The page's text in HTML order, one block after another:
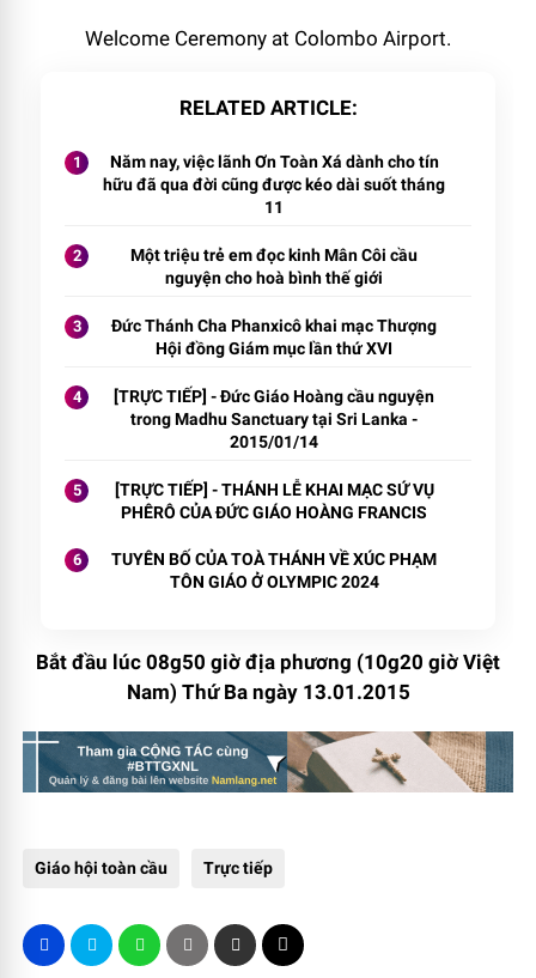
Welcome Ceremony at Colombo Airport.
RELATED ARTICLE
Năm nay, việc lãnh Ơn Toàn Xá dành cho tín
hữu đã qua đời cũng được kéo dài suốt tháng
11
Một triệu trẻ em đọc kinh Mân Côi cầu
nguyện cho hoà bình thế giới
Đức Thánh Cha Phanxicô khai mạc Thượng
Hội đồng Giám mục lần thứ XVI
[TRỰC TIẾP] - Đức Giáo Hoàng cầu nguyện
trong Madhu Sanctuary tại Sri Lanka -
2015/01/14
[TRỰC TIẾP] - THÁNH LỄ KHAI MẠC SỨ VỤ
PHÊRÔ CỦA ĐỨC GIÁO HOÀNG FRANCIS
TUYÊN BỐ CỦA TOÀ THÁNH VỀ XÚC PHẠM
TÔN GIÁO Ở OLYMPIC 2024
Bắt đầu lúc 08g50 giờ địa phương (10g20 giờ Việt
Nam) Thứ Ba ngày 13.01.2015
Giáo hội toàn cầu Trực tiếp